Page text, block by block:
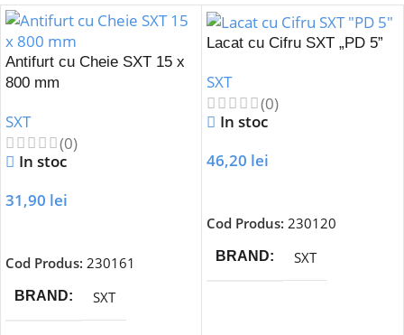
Antifurt cu Cheie SXT 15 x
800 mm
SXT
(0)
In stoc
31,90 lei
Cod Produs: 230161
BRAND SXT
Lacat cu Cifru SXT „PD 5”
SXT
(0)
In stoc
46,20 lei
Cod Produs: 230120
BRAND SXT